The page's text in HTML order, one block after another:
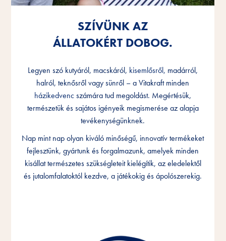
SZÍVÜNK AZ
ÁLLATOKÉRT DOBOG.
Legyen szó kutyáról, macskáról, kisemlősről, madárról,
halról, teknősről vagy sünről – a Vitakraft minden
házikedvencszámára tud megoldást. Megértésük,
természetük és sajátos igényeik megismerése az alapja
tevékenységünknek.
Nap mint nap olyan kiváló minőségű, innovatív termékeket
fejlesztünk, gyártunk és forgalmazunk, amelyek minden
kisállat természetes szükségleteit kielégítik, az eledelektől
és jutalomfalatoktól kezdve, a játékokig és ápolószerekig.
SZÍVÜNK AZ
ÁLLATOKÉRT DOBOG.
Legyen szó kutyáról, macskáról, kisemlősről, madárról,
halról, teknősről vagy sünről – a Vitakraft minden
házikedvencszámára tud megoldást. Megértésük,
természetük és sajátos igényeik megismerése az alapja
tevékenységünknek.
Nap mint nap olyan kiváló minőségű, innovatív termékeket
fejlesztünk, gyártunk és forgalmazunk, amelyek minden
kisállat természetes szükségleteit kielégítik, az eledelektől
és jutalomfalatoktól kezdve, a játékokig és ápolószerekig.
SZÍVÜNK AZ
ÁLLATOKÉRT DOBOG.
Legyen szó kutyáról, macskáról, kisemlősről, madárról,
halról, teknősről vagy sünről – a Vitakraft minden
házikedvencszámára tud megoldást. Megértésük,
természetük és sajátos igényeik megismerése az alapja
tevékenységünknek.
Nap mint nap olyan kiváló minőségű, innovatív termékeket
fejlesztünk, gyártunk és forgalmazunk, amelyek minden
kisállat természetes szükségleteit kielégítik, az eledelektől
és jutalomfalatoktól kezdve, a játékokig és ápolószerekig.